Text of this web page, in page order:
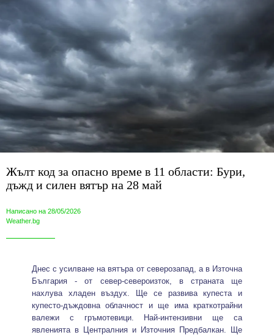
Жълт код за опасно време в 11 области: Бури,
дъжд и силен вятър на 28 май
Написано на 28/05/2026
Weather.bg
Днес с усилване на вятъра от северозапад, а в Източна
България - от север-североизток, в страната ще
нахлува хладен въздух. Ще се развива купеста и
купесто-дъждовна облачност и ще има краткотрайни
валежи с гръмотевици. Най-интензивни ще са
явленията в Централния и Източния Предбалкан. Ще